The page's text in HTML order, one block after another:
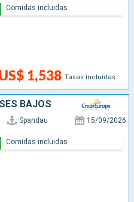
1,538 Tasas incluidas
Comidas incluidas
BAJOS
Spandau 15/09/2026
Comidas incluidas